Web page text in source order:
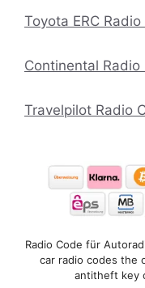
Toyota ERC
Continental Radio
Travelpilot Radio
Radio Code für
car radio codes the
antitheft key